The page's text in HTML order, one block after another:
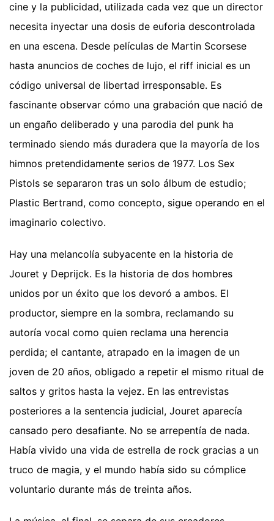
cine y la publicidad, utilizada cada vez que un director
necesita inyectar una dosis de euforia descontrolada
en una escena. Desde películas de Martin Scorsese
hasta anuncios de coches de lujo, el riff inicial es un
código universal de libertad irresponsable. Es
fascinante observar cómo una grabación que nació de
un engaño deliberado y una parodia del punk ha
terminado siendo más duradera que la mayoría de los
himnos pretendidamente serios de 1977. Los Sex
Pistols se separaron tras un solo álbum de estudio;
Plastic Bertrand, como concepto, sigue operando en el
imaginario colectivo.
Hay una melancolía subyacente en la historia de
Jouret y Deprijck. Es la historia de dos hombres
unidos por un éxito que los devoró a ambos. El
productor, siempre en la sombra, reclamando su
autoría vocal como quien reclama una herencia
perdida; el cantante, atrapado en la imagen de un
joven de 20 años, obligado a repetir el mismo ritual de
saltos y gritos hasta la vejez. En las entrevistas
posteriores a la sentencia judicial, Jouret aparecía
cansado pero desafiante. No se arrepentía de nada.
Había vivido una vida de estrella de rock gracias a un
truco de magia, y el mundo había sido su cómplice
voluntario durante más de treinta años.